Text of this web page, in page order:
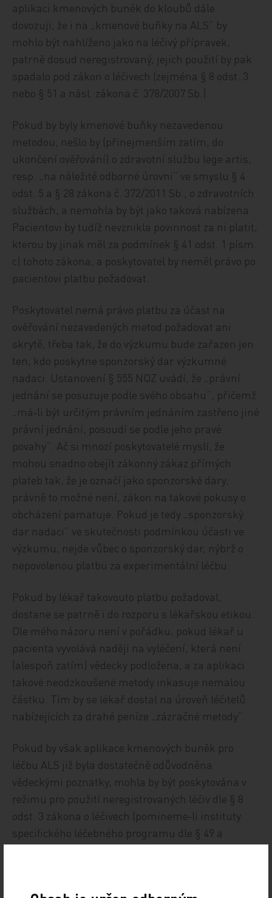
aplikaci kmenových buněk do kloubů dále
dovozuji, že i na „kmenové buňky na ALS“ by
mohlo být nahlíženo jako na léčivý přípravek,
patrně dosud neregistrovaný, jejich použití by pak
spadalo pod zákon o léčivech (zejména § 8 odst. 3
nebo § 51 a násl. zákona č. 378/2007 Sb.).
Pokud by byly kmenové buňky nezavedenou
metodou, nešlo by (přinejmenším zatím, do
ukončení ověřování) o zdravotní službu lege artis,
resp. „na náležité odborné úrovni“ ve smyslu § 4
odst. 5 a § 28 zákona č. 372/2011 Sb., o zdravotních
službách, a nemohla by být jako taková nabízena.
Pacientovi by tudíž nevznikla povinnost za ni platit,
kterou by jinak měl za podmínek § 41 odst. 1 písm.
c) tohoto zákona, a poskytovatel by neměl právo po
pacientovi platbu požadovat.
Poskytovatel nemá právo platbu za účast na
ověřování nezavedených metod požadovat ani
skrytě, třeba tak, že do výzkumu bude zařazen jen
ten, kdo poskytne sponzorský dar výzkumné
nadaci. Ustanovení § 555 NOZ uvádí, že „právní
jednání se posuzuje podle svého obsahu“, přičemž
„má‑li být určitým právním jednáním zastřeno jiné
právní jednání, posoudí se podle jeho pravé
povahy“. Ač si mnozí poskytovatelé myslí, že
mohou snadno obejít zákonný zákaz přímých
plateb tak, že je označí jako sponzorské dary,
právně to možné není, zákon na takové pokusy o
obcházení pamatuje. Pokud je tedy „sponzorský
dar nadaci“ ve skutečnosti podmínkou účasti ve
výzkumu, nejde vůbec o sponzorský dar, nýbrž o
nepovolenou platbu za experimentální léčbu.
Pokud by lékař takovouto platbu požadoval,
dostane se patrně i do rozporu s lékařskou etikou.
Dle mého názoru není v pořádku, pokud lékař u
pacienta vyvolává naději na vyléčení, která není
(alespoň zatím) vědecky podložena, a za aplikaci
takové neodzkoušené metody inkasuje nemalou
částku. Tím by se lékař dostal na úroveň léčitelů
nabízejících za drahé peníze „zázračné metody“.
Pokud by však aplikace kmenových buněk pro
léčbu ALS již byla dostatečně odůvodněna
vědeckými poznatky, mohla by být poskytována v
režimu pro použití neregistrovaných léčiv dle § 8
odst. 3 zákona o léčivech (pomineme‑li instituty
specifického léčebného programu dle § 49 a